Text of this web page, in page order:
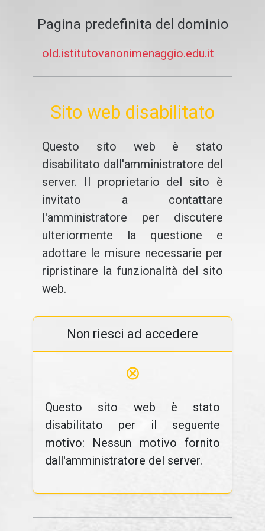
Pagina predefinita del dominio
old.istitutovanonimenaggio.edu.it
Sito web disabilitato
Questo sito web è stato
disabilitato dall'amministratore del
server. Il proprietario del sito è
invitato a contattare
l'amministratore per discutere
ulteriormente la questione e
adottare le misure necessarie per
ripristinare la funzionalità del sito
web.
Non riesci ad accedere
⊗
Questo sito web è stato
disabilitato per il seguente
motivo: Nessun motivo fornito
dall'amministratore del server.